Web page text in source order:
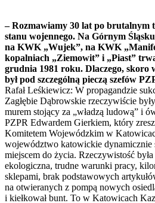
– Rozmawiamy 30 lat po brutalnym
stanu wojennego. Na Górnym
na KWK „Wujek”, na KWK
kopalniach „Ziemowit” i „Piast”
grudnia 1981 roku. Dlaczego, skoro
był pod szczególną pieczą szefów
Rafał Leśkiewicz: W propagandzie
Zagłębie Dąbrowskie rzeczywiście
murem stojący za „władzą ludową” i
PZPR Edwardem Gierkiem, który
Komitetem Wojewódzkim w
województwo katowickie dynamicznie
miejscem do życia. Rzeczywistość była
ekologiczna, trudne warunki pracy,
sklepami, brak podstawowych
na otwieranych z pompą nowych
i kiełkował bunt. To w Katowicach